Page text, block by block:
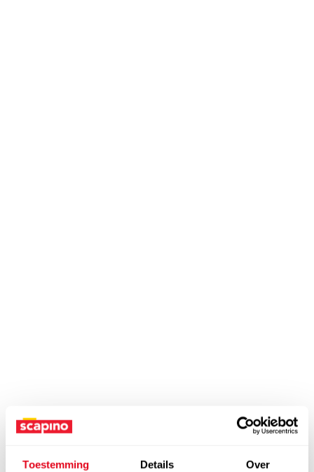
Toestemming Details Over